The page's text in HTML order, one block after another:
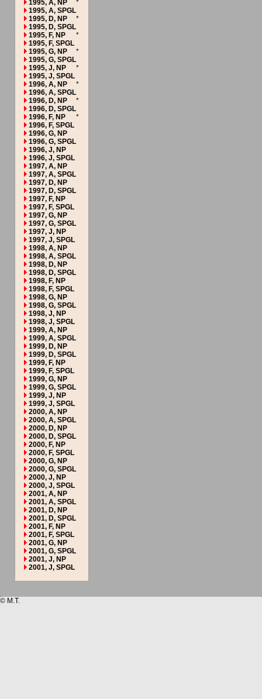
1995, A, NP
*
1995, A, SPGL
1995, D, NP
*
1995, D, SPGL
1995, F, NP
*
1995, F, SPGL
1995, G, NP
*
1995, G, SPGL
1995, J, NP
*
1995, J, SPGL
1996, A, NP
*
1996, A, SPGL
1996, D, NP
*
1996, D, SPGL
1996, F, NP
*
1996, F, SPGL
1996, G, NP
1996, G, SPGL
1996, J, NP
1996, J, SPGL
1997, A, NP
1997, A, SPGL
1997, D, NP
1997, D, SPGL
1997, F, NP
1997, F, SPGL
1997, G, NP
1997, G, SPGL
1997, J, NP
1997, J, SPGL
1998, A, NP
1998, A, SPGL
1998, D, NP
1998, D, SPGL
1998, F, NP
1998, F, SPGL
1998, G, NP
1998, G, SPGL
1998, J, NP
1998, J, SPGL
1999, A, NP
1999, A, SPGL
1999, D, NP
1999, D, SPGL
1999, F, NP
1999, F, SPGL
1999, G, NP
1999, G, SPGL
1999, J, NP
1999, J, SPGL
2000, A, NP
2000, A, SPGL
2000, D, NP
2000, D, SPGL
2000, F, NP
2000, F, SPGL
2000, G, NP
2000, G, SPGL
2000, J, NP
2000, J, SPGL
2001, A, NP
2001, A, SPGL
2001, D, NP
2001, D, SPGL
2001, F, NP
2001, F, SPGL
2001, G, NP
2001, G, SPGL
2001, J, NP
2001, J, SPGL
© M.T.